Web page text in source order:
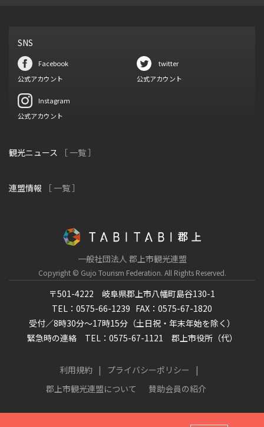
SNS
Facebook
公式アカウント
twitter
公式アカウント
Instagram
公式アカウント
観光ニュース ［ 一覧 ］
連盟情報 ［ 一覧 ］
一般社団法人 郡上市観光連盟
Copyright © Gujo Tourism Federation. All Rights Reserved.
〒501-4222 岐阜県郡上市八幡町島谷130-1
TEL：0575-66-1239 FAX：0575-67-1820
受付／8時30分～17時15分（土日祝・年末年始を除く）
緊急時の連絡 TEL：0575-67-1121 郡上市役所（代）
利用規約
プライバシーポリシー
郡上市観光連盟について
賛助会員の紹介